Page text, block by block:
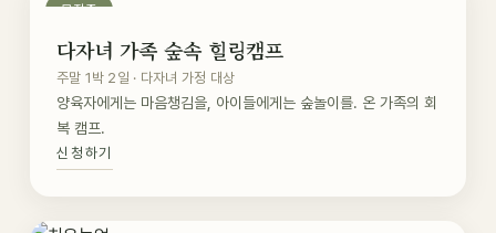
모집중
다자녀 가족 숲속 힐링캠프
주말 1박 2일 · 다자녀 가정 대상
양육자에게는 마음챙김을, 아이들에게는 숲놀이를. 온 가족의 회
복 캠프.
신청하기